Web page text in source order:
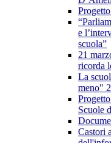
e
scuola”
21
ricorda
La
meno"
Scuole
Castori